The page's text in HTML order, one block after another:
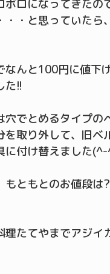
ボロになってきたの
・・と思っていたら
なんと100円に値下
た!!
穴でとめるタイプの
を取り外して、旧ベ
に付け替えました
もともとのお値段は
理たてやまでアジイ